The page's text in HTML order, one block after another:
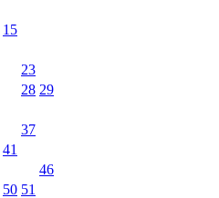
15
23
28 29
37
41
46
50 51